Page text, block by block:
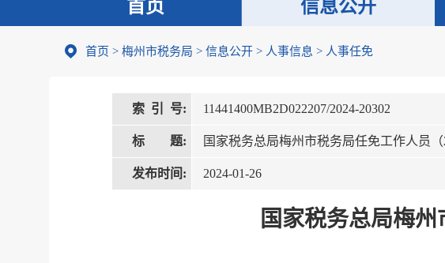
首页 信息公开
首页 > 梅州市税务局 > 信息公开 > 人事信息 > 人事任免
索 引 号: 11441400MB2D022207/2024-20302
标 题: 国家税务总局梅州市税务局任免工作人员（
发布时间: 2024-01-26
国家税务总局梅州